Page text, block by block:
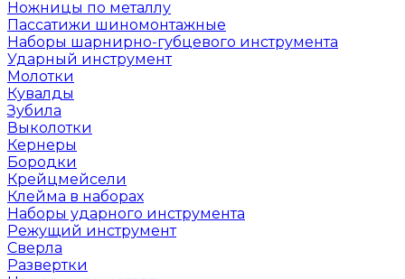
Ножницы по металлу
Пассатижи шиномонтажные
Наборы шарнирно-губцевого инструмента
Ударный инструмент
Молотки
Кувалды
Зубила
Выколотки
Кернеры
Бородки
Крейцмейсели
Клейма в наборах
Наборы ударного инструмента
Режущий инструмент
Сверла
Развертки